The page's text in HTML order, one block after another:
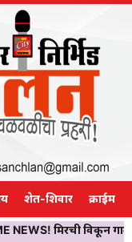
शेत-शिवार क्राईम
NEWS! मिरची विकून